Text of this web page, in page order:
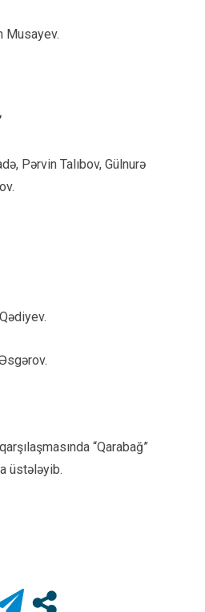
Musayev.
Pərvin Talıbov, Gülnurə
“Qarabağ”
üstələyib.